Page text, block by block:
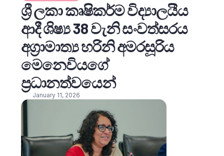
ශ්‍රී ලකා කෘෂිකර්ම විද්‍යාලයීය
ආදී ශිෂ්‍ය 38 වැනි සංවත්සරය
අග්‍රාමාත්‍ය හරිනි අමරසූරිය
මෙනෙවියගේ
ප්‍රධානත්වයෙන්
January 11, 2026